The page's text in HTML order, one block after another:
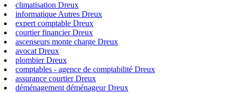
climatisation Dreux
informatique Autres Dreux
expert comptable Dreux
courtier financier Dreux
ascenseurs monte charge Dreux
avocat Dreux
plombier Dreux
comptables - agence de comptabilité Dreux
assurance courtier Dreux
déménagement déménageur Dreux